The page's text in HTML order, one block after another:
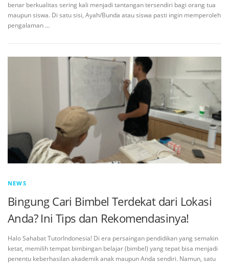
benar berkualitas sering kali menjadi tantangan tersendiri bagi orang tua
maupun siswa. Di satu sisi, Ayah/Bunda atau siswa pasti ingin memperoleh
pengalaman …
NEWS
Bingung Cari Bimbel Terdekat dari Lokasi
Anda? Ini Tips dan Rekomendasinya!
Halo Sahabat TutorIndonesia! Di era persaingan pendidikan yang semakin
ketat, memilih tempat bimbingan belajar (bimbel) yang tepat bisa menjadi
penentu keberhasilan akademik anak maupun Anda sendiri. Namun, satu